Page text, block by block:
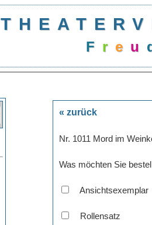
Freu
« zurück
Nr. 1011 Mord im
Was möchten Sie
Ansichtsexemplar
Rollensatz